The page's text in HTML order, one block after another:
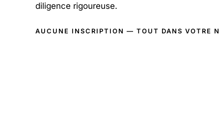
diligence rigoureuse.
AUCUNE INSCRIPTION — TOUT DANS VOTRE